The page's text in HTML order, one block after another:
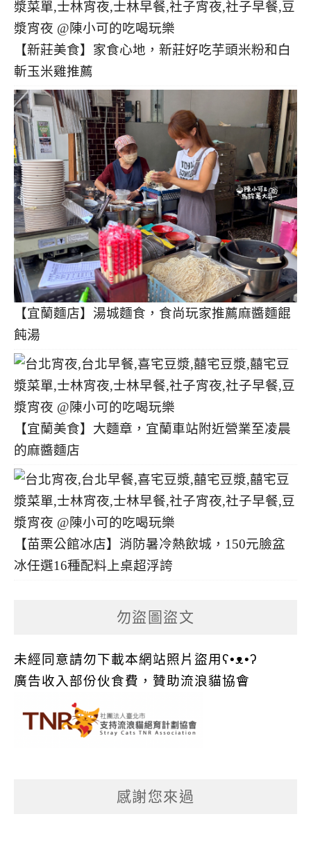
【新莊美食】家食心地，新莊好吃芋頭米粉和白
斬玉米雞推薦
【宜蘭麵店】湯城麵食，食尚玩家推薦麻醬麵餛
飩湯
【宜蘭美食】大麵章，宜蘭車站附近營業至凌晨
的麻醬麵店
【苗栗公館冰店】消防暑冷熱飲城，150元臉盆
冰任選16種配料上桌超浮誇
勿盜圖盜文
未經同意請勿下載本網站照片盜用ʕ•ᴥ•ʔ
廣告收入部份伙食費，贊助流浪貓協會
感謝您來過